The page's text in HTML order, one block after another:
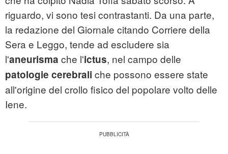
riguardo, vi sono tesi contrastanti. Da una parte,
la redazione del Giornale citando Corriere della
Sera e Leggo, tende ad escludere sia
l'aneurisma che l'ictus, nel campo delle
patologie cerebrali che possono essere state
all'origine del crollo fisico del popolare volto delle
Iene.